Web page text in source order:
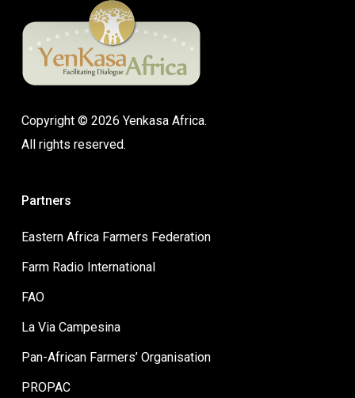
Copyright © 2026 Yenkasa Africa.
All rights reserved.
Partners
Eastern Africa Farmers Federation
Farm Radio International
FAO
La Via Campesina
Pan-African Farmers’ Organisation
PROPAC